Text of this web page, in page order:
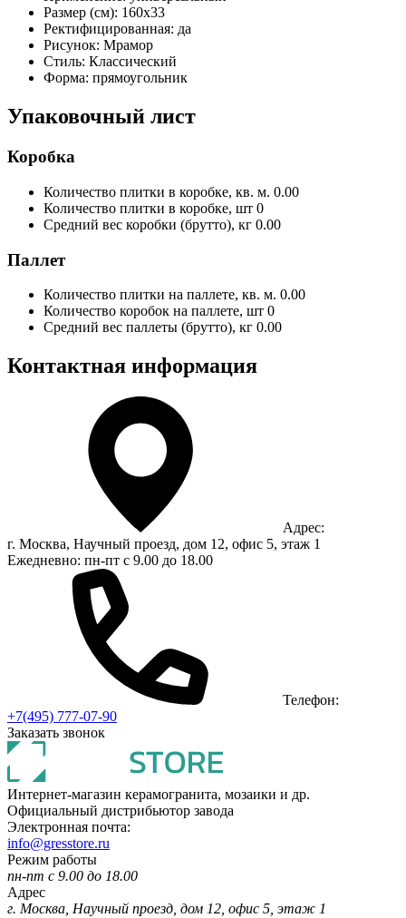
Размер (см): 160x33
Ректифицированная: да
Рисунок: Мрамор
Стиль: Классический
Форма: прямоугольник
Упаковочный лист
Коробка
Количество плитки в коробке, кв. м. 0.00
Количество плитки в коробке, шт 0
Средний вес коробки (брутто), кг 0.00
Паллет
Количество плитки на паллете, кв. м. 0.00
Количество коробок на паллете, шт 0
Средний вес паллеты (брутто), кг 0.00
Контактная информация
Адрес:
г. Москва, Научный проезд, дом 12, офис 5, этаж 1
Ежедневно: пн-пт с 9.00 до 18.00
Телефон:
+7(495) 777-07-90
Заказать звонок
Интернет-магазин керамогранита, мозаики и др.
Официальный дистрибьютор завода
Электронная почта:
info@gresstore.ru
Режим работы
пн-пт с 9.00 до 18.00
Адрес
г. Москва, Научный проезд, дом 12, офис 5, этаж 1